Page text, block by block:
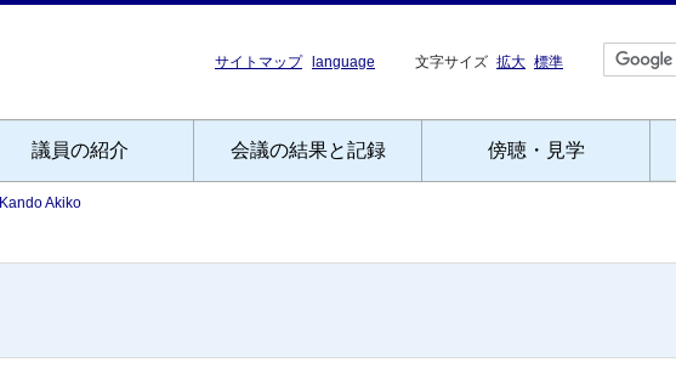
サイトマップ language 文字サイズ 拡大 標準
議員の紹介 会議の結果と記録 傍聴・見学
Kando Akiko